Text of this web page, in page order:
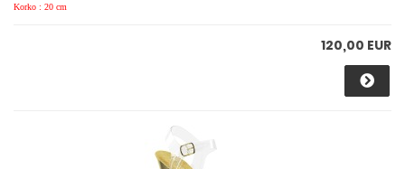
Korko : 20 cm
120,00 EUR